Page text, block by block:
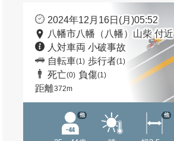
2024年12月16日(月)05:52
八幡市八幡（八幡）山柴 付近
人対車両 小破事故
自転車(1) 歩行者(1)
死亡(0) 負傷(1)
距離372m
他 他